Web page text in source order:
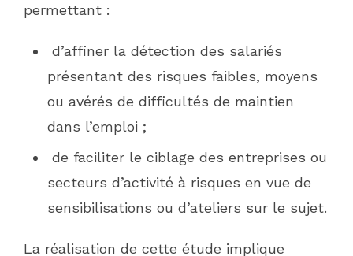
permettant :
d’affiner la détection des salariés
présentant des risques faibles, moyens
ou avérés de difficultés de maintien
dans l’emploi ;
de faciliter le ciblage des entreprises ou
secteurs d’activité à risques en vue de
sensibilisations ou d’ateliers sur le sujet.
La réalisation de cette étude implique